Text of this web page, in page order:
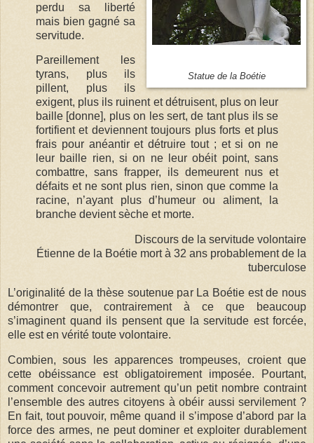
Statue de la Boétie
perdu sa liberté
mais bien gagné sa
servitude.
Pareillement les
tyrans, plus ils
pillent, plus ils
exigent, plus ils ruinent et détruisent, plus on leur
baille [donne], plus on les sert, de tant plus ils se
fortifient et deviennent toujours plus forts et plus
frais pour anéantir et détruire tout ; et si on ne
leur baille rien, si on ne leur obéit point, sans
combattre, sans frapper, ils demeurent nus et
défaits et ne sont plus rien, sinon que comme la
racine, n’ayant plus d’humeur ou aliment, la
branche devient sèche et morte.
Discours de la servitude volontaire
Étienne de la Boétie mort à 32 ans probablement de la
tuberculose
L’originalité de la thèse soutenue par La Boétie est de nous
démontrer que, contrairement à ce que beaucoup
s’imaginent quand ils pensent que la servitude est forcée,
elle est en vérité toute volontaire.
Combien, sous les apparences trompeuses, croient que
cette obéissance est obligatoirement imposée. Pourtant,
comment concevoir autrement qu’un petit nombre contraint
l’ensemble des autres citoyens à obéir aussi servilement ?
En fait, tout pouvoir, même quand il s’impose d’abord par la
force des armes, ne peut dominer et exploiter durablement